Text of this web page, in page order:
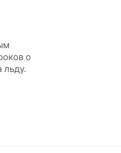
о
льду.